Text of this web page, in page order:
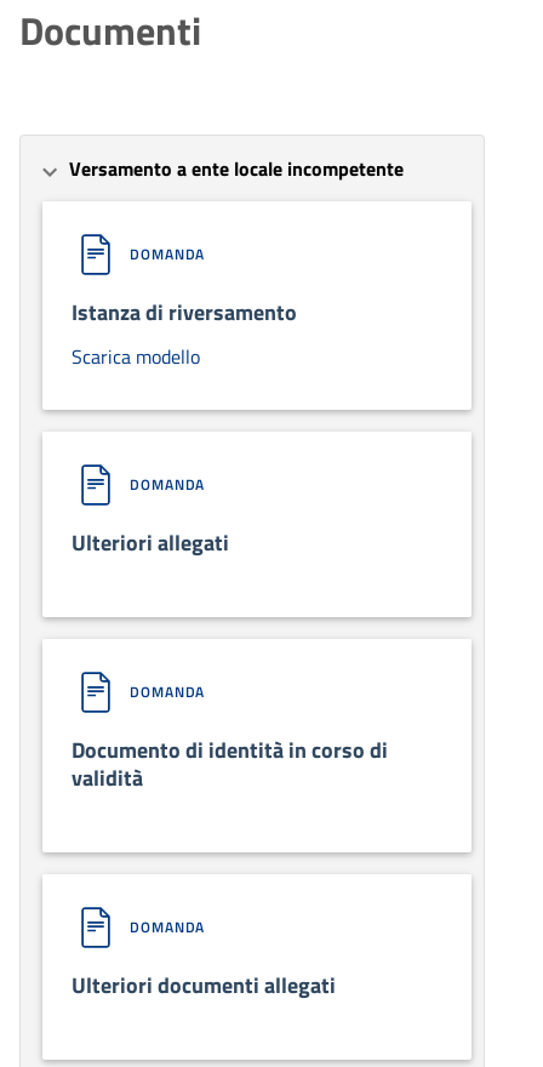
Documenti
Versamento a ente locale incompetente
DOMANDA
Istanza di riversamento
Scarica modello
DOMANDA
Ulteriori allegati
DOMANDA
Documento di identità in corso di
validità
DOMANDA
Ulteriori documenti allegati